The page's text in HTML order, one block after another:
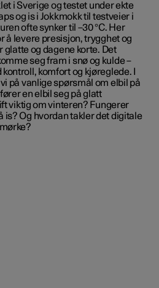
i Sverige og testet under ekte
og is i Jokkmokk til testveier i
ofte synker til –30 °C. Her
å levere presisjon, trygghet og
glatte og dagene korte. Det
seg fram i snø og kulde –
komfort og kjøreglede. I
på vanlige spørsmål om elbil på
en elbil seg på glatt
viktig om vinteren? Fungerer
is? Og hvordan takler det digitale